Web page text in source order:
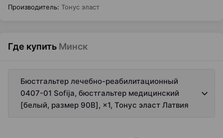
Производитель: Тонус эласт
Где купить Минск
Бюстгальтер лечебно-реабилитационный
0407-01 Sofija, бюстгальтер медицинский
[белый, размер 90B], ×1, Тонус эласт Латвия